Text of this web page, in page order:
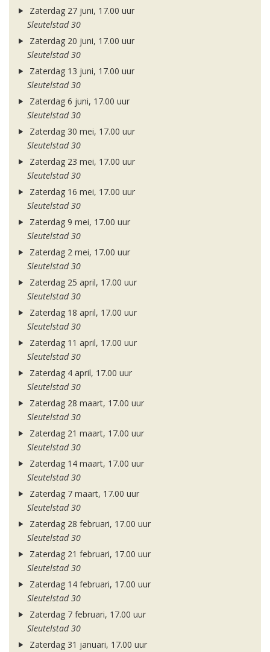
Zaterdag 27 juni, 17.00 uur
Sleutelstad 30
Zaterdag 20 juni, 17.00 uur
Sleutelstad 30
Zaterdag 13 juni, 17.00 uur
Sleutelstad 30
Zaterdag 6 juni, 17.00 uur
Sleutelstad 30
Zaterdag 30 mei, 17.00 uur
Sleutelstad 30
Zaterdag 23 mei, 17.00 uur
Sleutelstad 30
Zaterdag 16 mei, 17.00 uur
Sleutelstad 30
Zaterdag 9 mei, 17.00 uur
Sleutelstad 30
Zaterdag 2 mei, 17.00 uur
Sleutelstad 30
Zaterdag 25 april, 17.00 uur
Sleutelstad 30
Zaterdag 18 april, 17.00 uur
Sleutelstad 30
Zaterdag 11 april, 17.00 uur
Sleutelstad 30
Zaterdag 4 april, 17.00 uur
Sleutelstad 30
Zaterdag 28 maart, 17.00 uur
Sleutelstad 30
Zaterdag 21 maart, 17.00 uur
Sleutelstad 30
Zaterdag 14 maart, 17.00 uur
Sleutelstad 30
Zaterdag 7 maart, 17.00 uur
Sleutelstad 30
Zaterdag 28 februari, 17.00 uur
Sleutelstad 30
Zaterdag 21 februari, 17.00 uur
Sleutelstad 30
Zaterdag 14 februari, 17.00 uur
Sleutelstad 30
Zaterdag 7 februari, 17.00 uur
Sleutelstad 30
Zaterdag 31 januari, 17.00 uur